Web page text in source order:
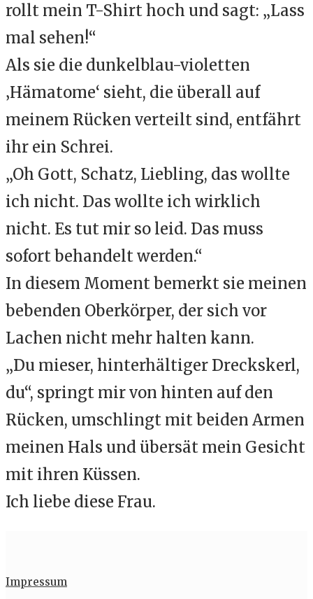
rollt mein T-Shirt hoch und sagt: „Lass
mal sehen!“
Als sie die dunkelblau-violetten
‚Hämatome‘ sieht, die überall auf
meinem Rücken verteilt sind, entfährt
ihr ein Schrei.
„Oh Gott, Schatz, Liebling, das wollte
ich nicht. Das wollte ich wirklich
nicht. Es tut mir so leid. Das muss
sofort behandelt werden.“
In diesem Moment bemerkt sie meinen
bebenden Oberkörper, der sich vor
Lachen nicht mehr halten kann.
„Du mieser, hinterhältiger Dreckskerl,
du“, springt mir von hinten auf den
Rücken, umschlingt mit beiden Armen
meinen Hals und übersät mein Gesicht
mit ihren Küssen.
Ich liebe diese Frau.
Impressum